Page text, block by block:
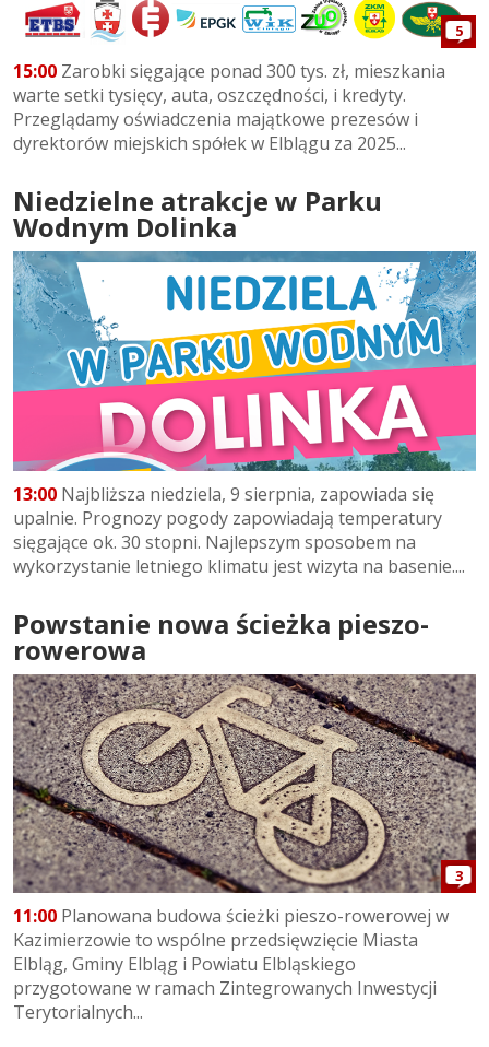
5
15:00 Zarobki sięgające ponad 300 tys. zł, mieszkania
warte setki tysięcy, auta, oszczędności, i kredyty.
Przeglądamy oświadczenia majątkowe prezesów i
dyrektorów miejskich spółek w Elblągu za 2025...
Niedzielne atrakcje w Parku
Wodnym Dolinka
13:00 Najbliższa niedziela, 9 sierpnia, zapowiada się
upalnie. Prognozy pogody zapowiadają temperatury
sięgające ok. 30 stopni. Najlepszym sposobem na
wykorzystanie letniego klimatu jest wizyta na basenie....
Powstanie nowa ścieżka pieszo-
rowerowa
3
11:00 Planowana budowa ścieżki pieszo-rowerowej w
Kazimierzowie to wspólne przedsięwzięcie Miasta
Elbląg, Gminy Elbląg i Powiatu Elbląskiego
przygotowane w ramach Zintegrowanych Inwestycji
Terytorialnych...